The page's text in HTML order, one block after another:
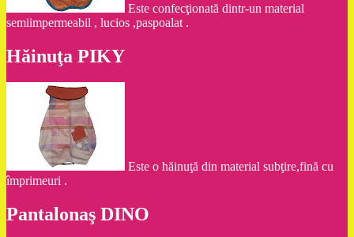
Este confecţionată dintr-un material
semiimpermeabil , lucios ,paspoalat .
Hăinuţa PIKY
Este o hăinuţă din material subţire,fină cu
împrimeuri .
Pantalonaş DINO